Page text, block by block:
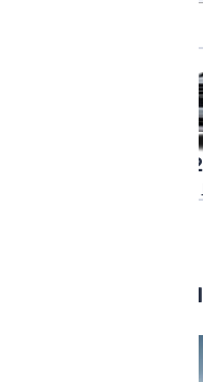
ומבחני דרכים